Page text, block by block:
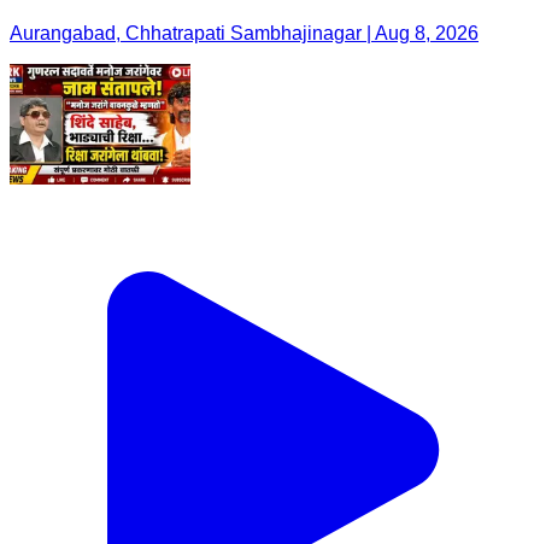
Aurangabad, Chhatrapati Sambhajinagar | Aug 8, 2026